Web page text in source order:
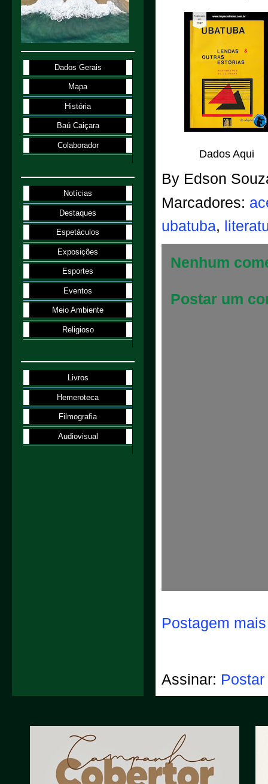
Dados Aqui
By Edson
Marcadores:
ubatuba,
Nenhum
Postar um
Postagem
Assinar:
Dados Gerais
Mapa
História
Baú Caiçara
Colaborador
Notícias
Destaques
Espetáculos
Exposições
Esportes
Eventos
Meio Ambiente
Religioso
Livros
Hemeroteca
Filmografia
Audiovisual